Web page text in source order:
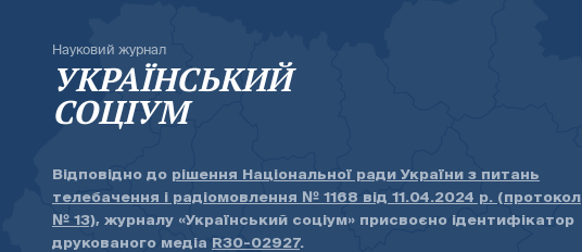
Науковий журнал
УКРАЇНСЬКИЙ
СОЦІУМ
Відповідно до рішення Національної ради України з питань
телебачення і радіомовлення № 1168 від 11.04.2024 р. (протокол
№ 13), журналу «Український соціум» присвоєно ідентифікатор
друкованого медіа R30-02927.